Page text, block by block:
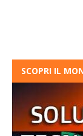
SCOPRI IL